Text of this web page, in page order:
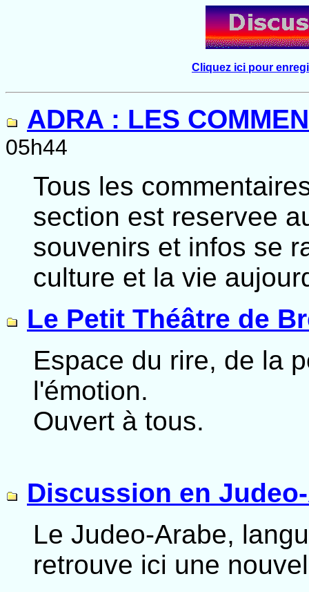
Cliquez ici pour
ADRA : LES
05h44
Tous les
section est reservee
souvenirs et infos se
culture et la vie
Le Petit Théâtre de
Espace du rire, de la
l'émotion.
Ouvert à tous.
Discussion en
Le Judeo-Arabe,
retrouve ici une